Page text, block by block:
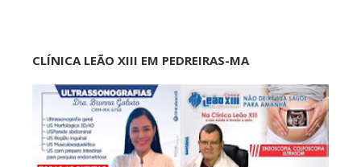
CLÍNICA LEÃO XIII EM PEDREIRAS-MA